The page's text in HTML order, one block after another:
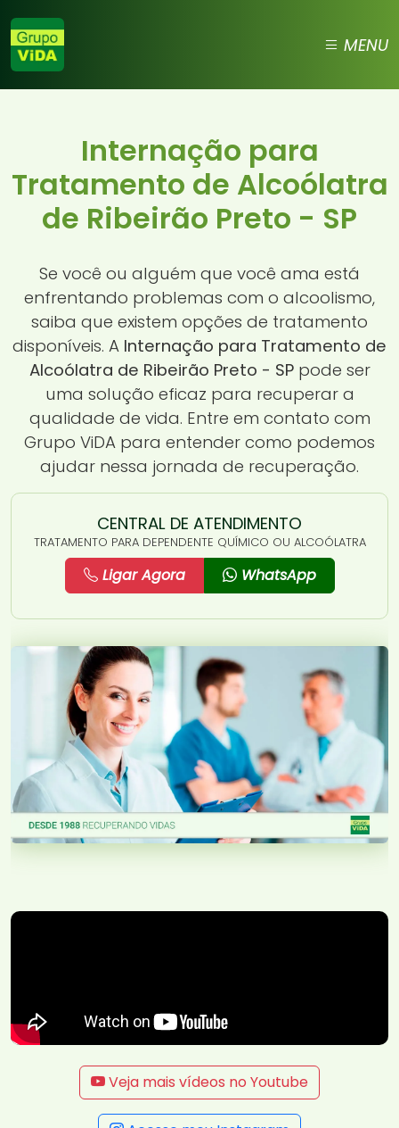
MENU
Internação para
Tratamento de Alcoólatra
de Ribeirão Preto - SP
Se você ou alguém que você ama está
enfrentando problemas com o alcoolismo,
saiba que existem opções de tratamento
disponíveis. A Internação para Tratamento de
Alcoólatra de Ribeirão Preto - SPpode ser
uma solução eficaz para recuperar a
qualidade de vida. Entre em contato com
Grupo ViDA para entender como podemos
ajudar nessa jornada de recuperação.
CENTRAL DE ATENDIMENTO
TRATAMENTO PARA DEPENDENTE QUÍMICO OU ALCOÓLATRA
Ligar Agora WhatsApp
Veja mais vídeos no Youtube